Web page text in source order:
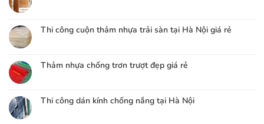
Thi công cuộn thảm nhựa trải sàn tại Hà Nội giá rẻ
Thảm nhựa chống trơn trượt đẹp giá rẻ
Thi công dán kính chống nắng tại Hà Nội